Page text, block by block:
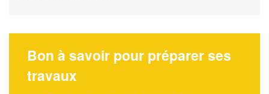
Bon à savoir pour préparer ses
travaux